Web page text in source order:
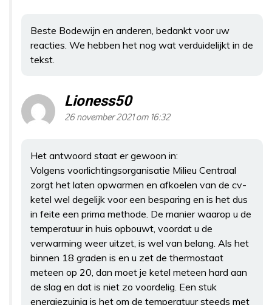
Beste Bodewijn en anderen, bedankt voor uw
reacties. We hebben het nog wat verduidelijkt in de
tekst.
Lioness50
26 november 2021 om 16:32
Het antwoord staat er gewoon in:
Volgens voorlichtingsorganisatie Milieu Centraal
zorgt het laten opwarmen en afkoelen van de cv-
ketel wel degelijk voor een besparing en is het dus
in feite een prima methode. De manier waarop u de
temperatuur in huis opbouwt, voordat u de
verwarming weer uitzet, is wel van belang. Als het
binnen 18 graden is en u zet de thermostaat
meteen op 20, dan moet je ketel meteen hard aan
de slag en dat is niet zo voordelig. Een stuk
energiezuinig is het om de temperatuur steeds met